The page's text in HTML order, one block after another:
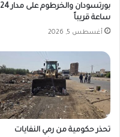
بورتسودان والخرطوم على مدار 24
ساعة قريباً
أغسطس 5, 2026
تحذر حكومية من رمي النفايات